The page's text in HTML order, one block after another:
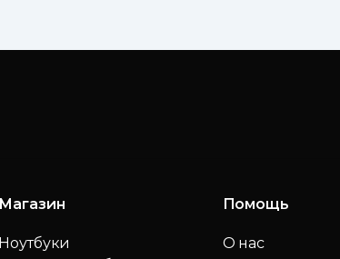
Магазин
Ноутбуки
Помощь
О нас